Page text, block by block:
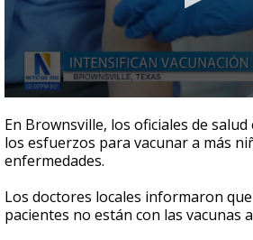
seconds
of
1
minute,
second
En Brownsville, los oficiales de
los esfuerzos para vacunar a más
enfermedades.
Los doctores locales informaron
pacientes no están con las vacunas